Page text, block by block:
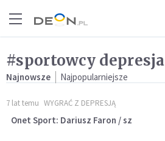
#sportowcy depresja
Najnowsze Najpopularniejsze
7 lat temu WYGRAĆ Z DEPRESJĄ
Onet Sport: Dariusz Faron / sz